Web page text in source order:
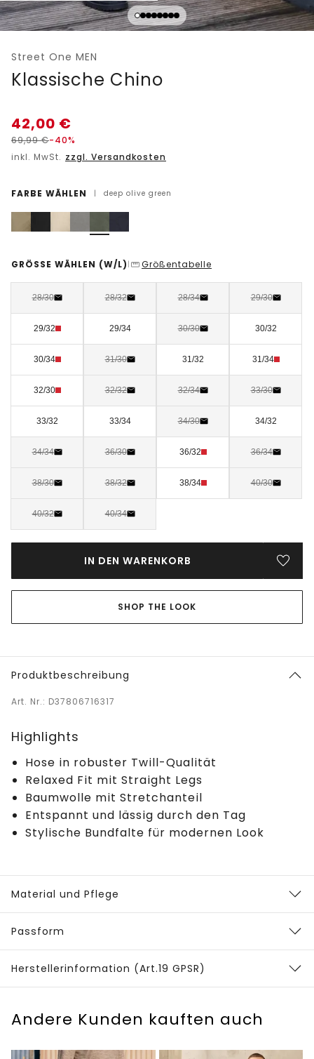
Street One MEN
Klassische Chino
42,00 €
69,99€-40%
inkl. MwSt. zzgl. Versandkosten
FARBE WÄHLEN | deep olive green
GRÖSSE WÄHLEN (W/L) | Größentabelle
28/30 28/32 28/34 29/30
29/32 29/34 30/30 30/32
30/34 31/30 31/32 31/34
32/30 32/32 32/34 33/30
33/32 33/34 34/30 34/32
34/34 36/30 36/32 36/34
38/30 38/32 38/34 40/30
40/32 40/34
IN DEN WARENKORB
SHOP THE LOOK
Produktbeschreibung
Art. Nr.: D37806716317
Highlights
Hose in robuster Twill-Qualität
Relaxed Fit mit Straight Legs
Baumwolle mit Stretchanteil
Entspannt und lässig durch den Tag
Stylische Bundfalte für modernen Look
Material und Pflege
Passform
Herstellerinformation (Art.19 GPSR)
Andere Kunden kauften auch